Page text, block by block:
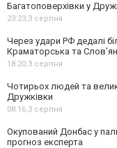
Багатоповерхівки у
23:23,3 серпня
Через удари РФ дедалі
Краматорська та
18:20,3 серпня
Чотирьох людей та
Дружківки
08:16,3 серпня
Окупований Донбас у
прогноз експерта